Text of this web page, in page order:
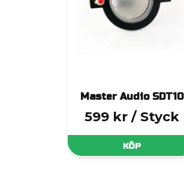
Master Audio SDT10
599 kr / Styck
KÖP